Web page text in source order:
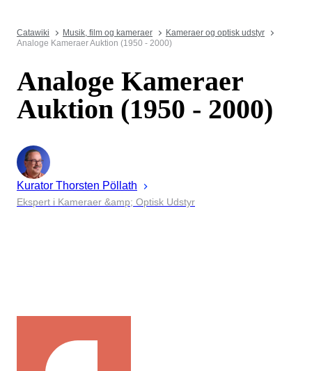
Catawiki Musik, film og kameraer
Kameraer og optisk udstyr
Analoge Kameraer Auktion (1950 - 2000)
Analoge Kameraer
Auktion (1950 - 2000)
Kurator Thorsten Pöllath
Ekspert i Kameraer &amp; Optisk Udstyr